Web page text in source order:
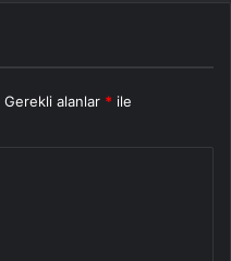
Gerekli alanlar * ile